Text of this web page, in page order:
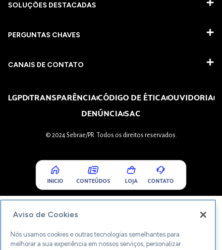
SOLUÇÕES DESTACADAS
PERGUNTAS CHAVES​
CANAIS DE CONTATO
LGPDTRANSPARÊNCIACÓDIGO DE ÉTICAOUVIDORIA
DENÚNCIASAC
© 2024 Sebrae/PR. Todos os direitos reservados.
INICIO CONTEÚDOS LOJA CONTATO
Aviso de Cookies
Nós usamos cookies e outras tecnologias semelhantes para
melhorar a sua experiência em nossos serviços, personalizar